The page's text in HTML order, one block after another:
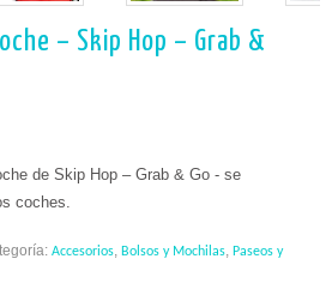
– Skip Hop – Grab &
de Skip Hop – Grab & Go - se
coches.
Accesorios, Bolsos y Mochilas, Paseos y